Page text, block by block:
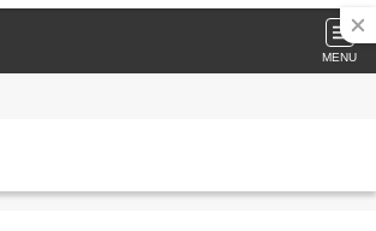
MENU